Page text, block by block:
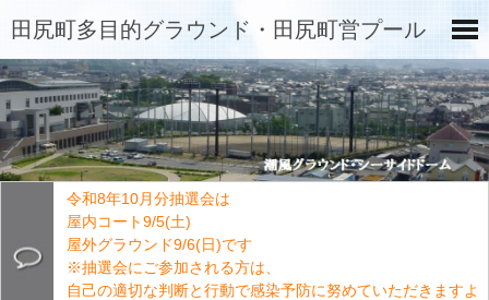
田尻町多目的グラウンド・田尻町営プール
令和8年10月分抽選会は
屋内コート9/5(土)
屋外グラウンド9/6(日)です
※抽選会にご参加される方は、
自己の適切な判断と行動で感染予防に努めていただきますよ